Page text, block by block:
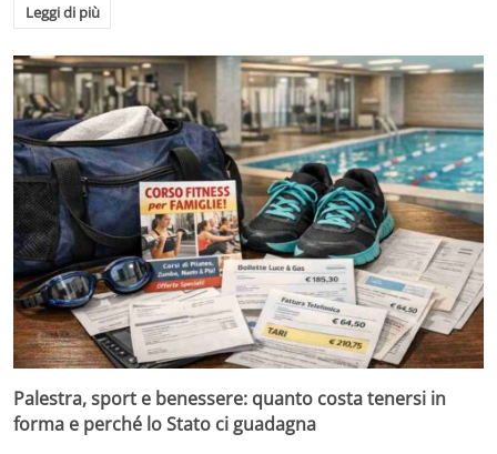
Leggi di più
Palestra, sport e benessere: quanto costa tenersi in
forma e perché lo Stato ci guadagna